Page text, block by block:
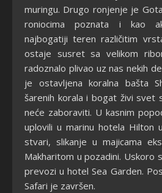
muringu. Drugo ronjenje je
roniocima poznata i kao
najbogatiji teren različitim
ostaje susret sa velikom
radoznalo plivao uz nas nekih
je ostavljena koralna bašta
šarenih korala i bogat živi svet
neće zaboraviti. U kasnim
uplovili u marinu hotela Hilton
stvari, slikanje u majicama
Makharitom u pozadini. Uskoro
prevozi u hotel Sea Garden.
Safari je završen.